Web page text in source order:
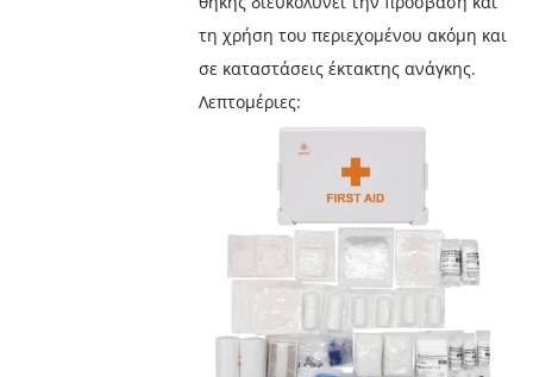
τη χρήση του περιεχομένου ακόμη και
σε καταστάσεις έκτακτης ανάγκης.
Λεπτομέριες: